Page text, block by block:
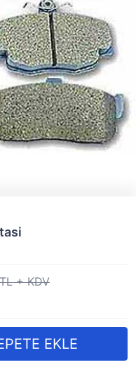
+ KDV